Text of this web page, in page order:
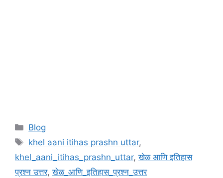
Categories
Blog
Tags
khel aani itihas prashn uttar,
khel_aani_itihas_prashn_uttar,खेळ आणि इतिहास
प्रश्न उत्तर,खेळ_आणि_इतिहास_प्रश्न_उत्तर